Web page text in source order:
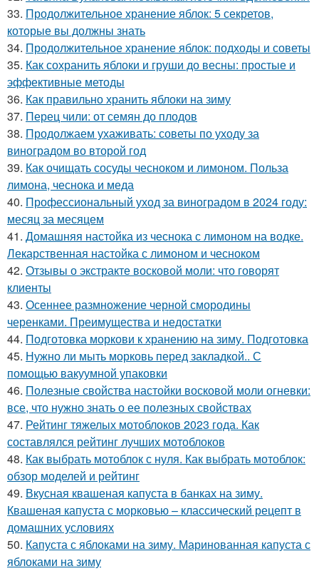
33. Продолжительное хранение яблок: 5 секретов,
которые вы должны знать
34. Продолжительное хранение яблок: подходы и советы
35. Как сохранить яблоки и груши до весны: простые и
эффективные методы
36. Как правильно хранить яблоки на зиму
37. Перец чили: от семян до плодов
38. Продолжаем ухаживать: советы по уходу за
виноградом во второй год
39. Как очищать сосуды чесноком и лимоном. Польза
лимона, чеснока и меда
40. Профессиональный уход за виноградом в 2024 году:
месяц за месяцем
41. Домашняя настойка из чеснока с лимоном на водке.
Лекарственная настойка с лимоном и чесноком
42. Отзывы о экстракте восковой моли: что говорят
клиенты
43. Осеннее размножение черной смородины
черенками. Преимущества и недостатки
44. Подготовка моркови к хранению на зиму. Подготовка
45. Нужно ли мыть морковь перед закладкой.. С
помощью вакуумной упаковки
46. Полезные свойства настойки восковой моли огневки:
все, что нужно знать о ее полезных свойствах
47. Рейтинг тяжелых мотоблоков 2023 года. Как
составлялся рейтинг лучших мотоблоков
48. Как выбрать мотоблок с нуля. Как выбрать мотоблок:
обзор моделей и рейтинг
49. Вкусная квашеная капуста в банках на зиму.
Квашеная капуста с морковью – классический рецепт в
домашних условиях
50. Капуста с яблоками на зиму. Маринованная капуста с
яблоками на зиму